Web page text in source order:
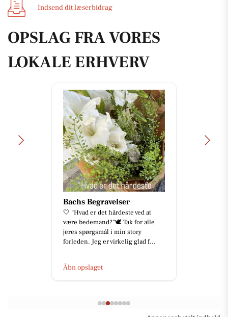
Indsend dit læserbidrag
OPSLAG FRA VORES
LOKALE ERHVERV
Bachs Begravelser
🤍 “Hvad er det hårdeste ved at
være bedemand?”🕊️ Tak for alle
jeres spørgsmål i min story
forleden. Jeg er virkelig glad f...
Åbn opslaget